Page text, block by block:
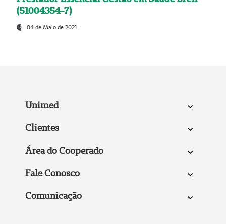
(51004354-7)
04 de Maio de 2021
Unimed
Clientes
Área do Cooperado
Fale Conosco
Comunicação